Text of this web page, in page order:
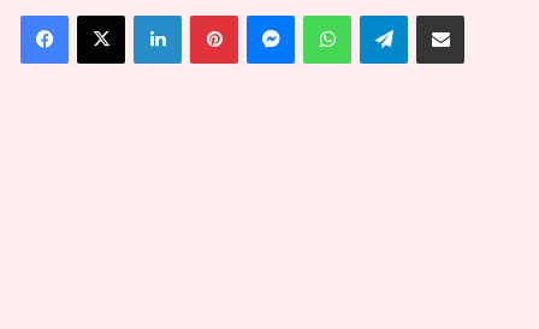
courriel
FacebookX LinkedinPinterestMessengerWhatsAppTelegramPartager par email